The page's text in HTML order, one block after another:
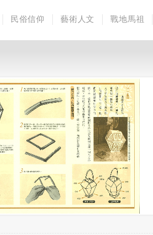
民俗信仰 藝術人文 戰地馬祖